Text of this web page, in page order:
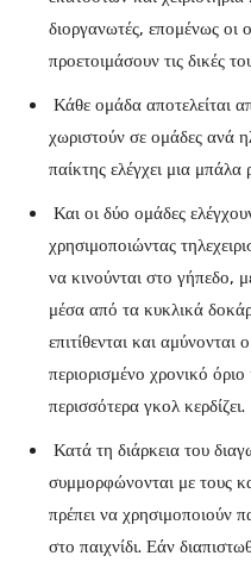
διοργανωτές, επομένως οι
προετοιμάσουν τις δικές
Κάθε ομάδα αποτελείται
χωριστούν σε ομάδες ανά
παίκτης ελέγχει μια
Και οι δύο ομάδες
χρησιμοποιώντας
να κινούνται στο γήπεδο,
μέσα από τα κυκλικά
επιτίθενται και
περιορισμένο χρονικό
περισσότερα γκολ κερδίζει.
Κατά τη διάρκεια του
συμμορφώνονται με τους
πρέπει να χρησιμοποιούν
στο παιχνίδι. Εάν